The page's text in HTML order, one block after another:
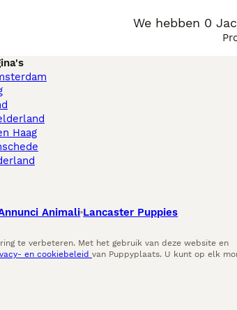
We hebben 0
Haag
Animali Lancaster Puppies
te verbeteren. Met het gebruik van deze website en
en cookiebeleid van Puppyplaats. U kunt op elk